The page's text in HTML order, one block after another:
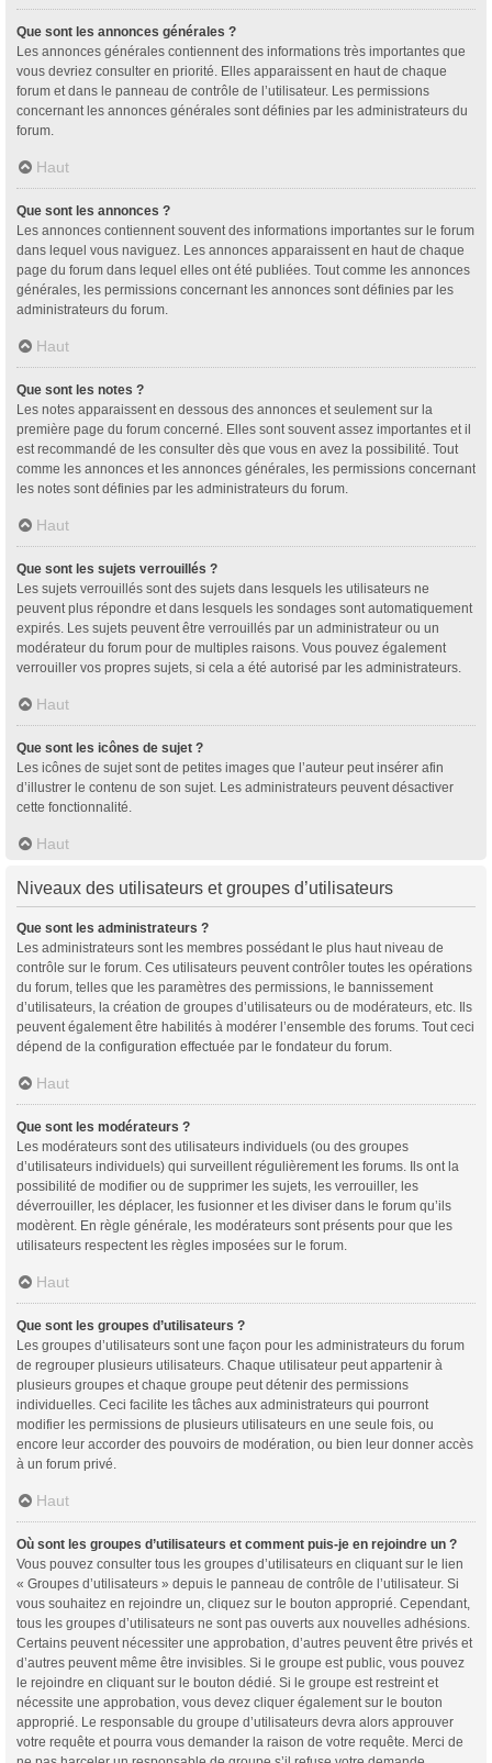
Que sont les annonces générales ?
Les annonces générales contiennent des informations très importantes que
vous devriez consulter en priorité. Elles apparaissent en haut de chaque
forum et dans le panneau de contrôle de l’utilisateur. Les permissions
concernant les annonces générales sont définies par les administrateurs du
forum.
Haut
Que sont les annonces ?
Les annonces contiennent souvent des informations importantes sur le forum
dans lequel vous naviguez. Les annonces apparaissent en haut de chaque
page du forum dans lequel elles ont été publiées. Tout comme les annonces
générales, les permissions concernant les annonces sont définies par les
administrateurs du forum.
Haut
Que sont les notes ?
Les notes apparaissent en dessous des annonces et seulement sur la
première page du forum concerné. Elles sont souvent assez importantes et il
est recommandé de les consulter dès que vous en avez la possibilité. Tout
comme les annonces et les annonces générales, les permissions concernant
les notes sont définies par les administrateurs du forum.
Haut
Que sont les sujets verrouillés ?
Les sujets verrouillés sont des sujets dans lesquels les utilisateurs ne
peuvent plus répondre et dans lesquels les sondages sont automatiquement
expirés. Les sujets peuvent être verrouillés par un administrateur ou un
modérateur du forum pour de multiples raisons. Vous pouvez également
verrouiller vos propres sujets, si cela a été autorisé par les administrateurs.
Haut
Que sont les icônes de sujet ?
Les icônes de sujet sont de petites images que l’auteur peut insérer afin
d’illustrer le contenu de son sujet. Les administrateurs peuvent désactiver
cette fonctionnalité.
Haut
Niveaux des utilisateurs et groupes d’utilisateurs
Que sont les administrateurs ?
Les administrateurs sont les membres possédant le plus haut niveau de
contrôle sur le forum. Ces utilisateurs peuvent contrôler toutes les opérations
du forum, telles que les paramètres des permissions, le bannissement
d’utilisateurs, la création de groupes d’utilisateurs ou de modérateurs, etc. Ils
peuvent également être habilités à modérer l’ensemble des forums. Tout ceci
dépend de la configuration effectuée par le fondateur du forum.
Haut
Que sont les modérateurs ?
Les modérateurs sont des utilisateurs individuels (ou des groupes
d’utilisateurs individuels) qui surveillent régulièrement les forums. Ils ont la
possibilité de modifier ou de supprimer les sujets, les verrouiller, les
déverrouiller, les déplacer, les fusionner et les diviser dans le forum qu’ils
modèrent. En règle générale, les modérateurs sont présents pour que les
utilisateurs respectent les règles imposées sur le forum.
Haut
Que sont les groupes d’utilisateurs ?
Les groupes d’utilisateurs sont une façon pour les administrateurs du forum
de regrouper plusieurs utilisateurs. Chaque utilisateur peut appartenir à
plusieurs groupes et chaque groupe peut détenir des permissions
individuelles. Ceci facilite les tâches aux administrateurs qui pourront
modifier les permissions de plusieurs utilisateurs en une seule fois, ou
encore leur accorder des pouvoirs de modération, ou bien leur donner accès
à un forum privé.
Haut
Où sont les groupes d’utilisateurs et comment puis-je en rejoindre un ?
Vous pouvez consulter tous les groupes d’utilisateurs en cliquant sur le lien
« Groupes d’utilisateurs » depuis le panneau de contrôle de l’utilisateur. Si
vous souhaitez en rejoindre un, cliquez sur le bouton approprié. Cependant,
tous les groupes d’utilisateurs ne sont pas ouverts aux nouvelles adhésions.
Certains peuvent nécessiter une approbation, d’autres peuvent être privés et
d’autres peuvent même être invisibles. Si le groupe est public, vous pouvez
le rejoindre en cliquant sur le bouton dédié. Si le groupe est restreint et
nécessite une approbation, vous devez cliquer également sur le bouton
approprié. Le responsable du groupe d’utilisateurs devra alors approuver
votre requête et pourra vous demander la raison de votre requête. Merci de